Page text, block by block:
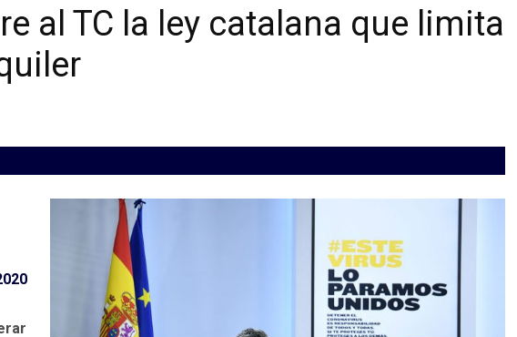
al TC la ley catalana que limita